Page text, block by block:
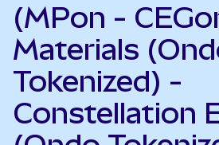
(MPon -
Materials
Tokenized) -
Constellation